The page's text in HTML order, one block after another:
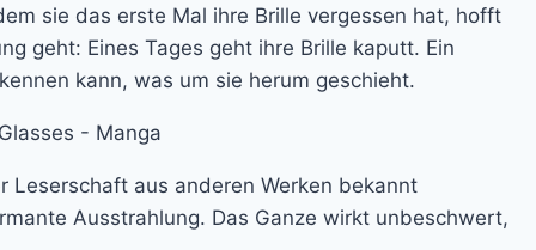
sie das erste Mal ihre Brille vergessen hat, hofft
geht: Eines Tages geht ihre Brille kaputt. Ein
kann, was um sie herum geschieht.
Leserschaft aus anderen Werken bekannt
Ausstrahlung. Das Ganze wirkt unbeschwert,